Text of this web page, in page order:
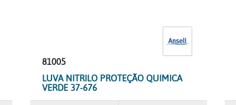
81005
LUVA NITRILO PROTEÇÃO QUIMICA
VERDE 37-676